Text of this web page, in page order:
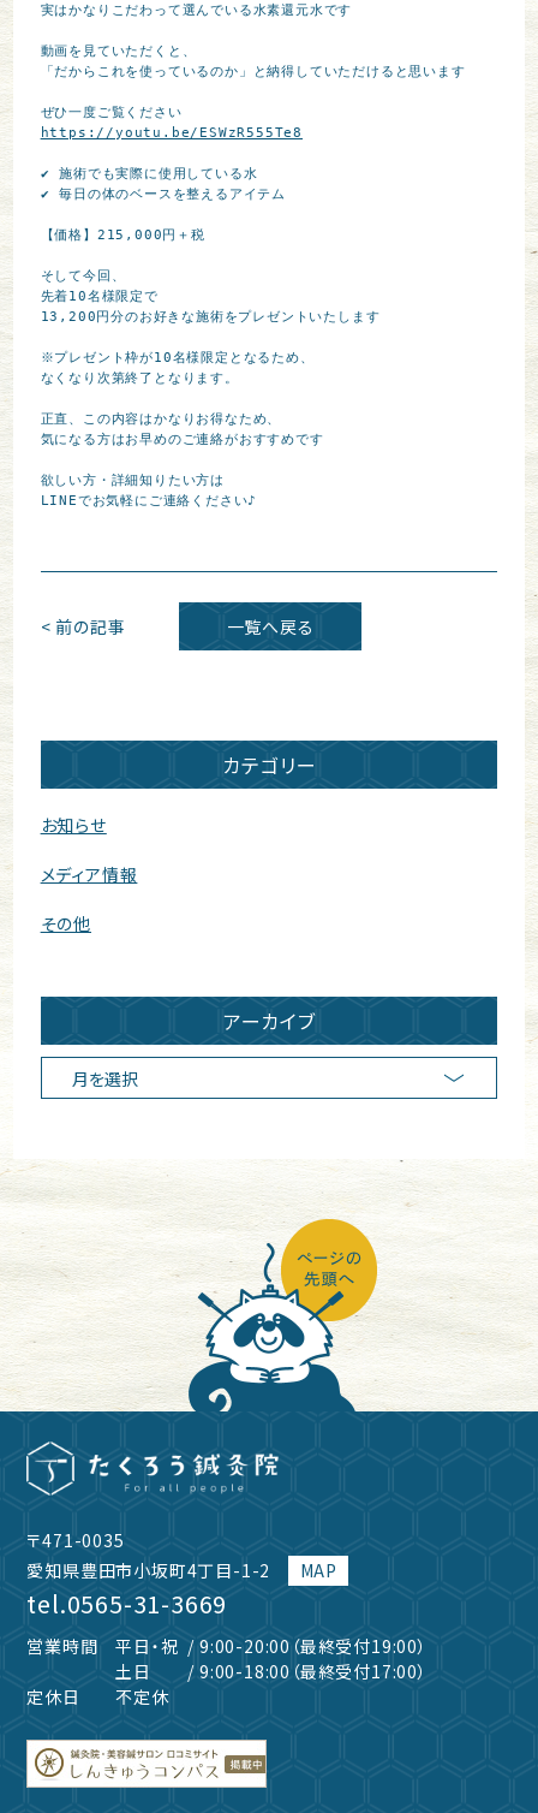
実はかなりこだわって選んでいる水素還元水です
動画を見ていただくと、
「だからこれを使っているのか」と納得していただけると思います
https://youtu.be/ESWzR555Te8
✔ 施術でも実際に使用している水
✔ 毎日の体のベースを整えるアイテム
【価格】215,000円＋税
そして今回、
先着10名様限定で
13,200円分のお好きな施術をプレゼントいたします
※プレゼント枠が10名様限定となるため、
なくなり次第終了となります。
正直、この内容はかなりお得なため、
気になる方はお早めのご連絡がおすすめです
欲しい方・詳細知りたい方は
LINEでお気軽にご連絡ください♪
< 前の記事 一覧へ戻る
カテゴリー
お知らせ
メディア情報
その他
アーカイブ
〒471-0035
愛知県豊田市小坂町4丁目-1-2
MAP
tel.0565-31-3669
営業時間 平日・祝 / 9:00-20:00（最終受付19:00）
土日
/ 9:00-18:00（最終受付17:00）
定休日
不定休